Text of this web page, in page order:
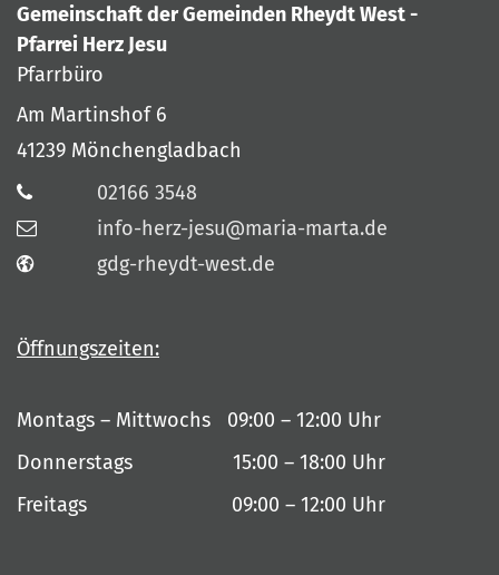
Gemeinschaft der Gemeinden Rheydt West -
Pfarrei Herz Jesu
Pfarrbüro
Am Martinshof 6
41239 Mönchengladbach
02166 3548
info-herz-jesu@maria-marta.de
gdg-rheydt-west.de
Öffnungszeiten:
Montags – Mittwochs 09:00 – 12:00 Uhr
Donnerstags 15:00 – 18:00 Uhr
Freitags 09:00 – 12:00 Uhr